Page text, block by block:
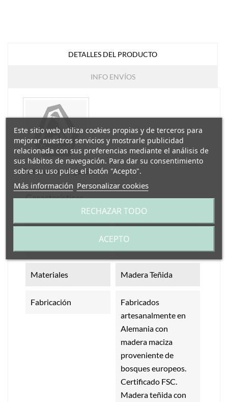
DETALLES DEL PRODUCTO
INFO ENVÍOS
ReferenciaOS_66510
Características
Materiales Madera Teñida
Fabricación
Fabricados
artesanalmente en
Alemania con
madera maciza
proveniente de
bosques europeos.
Certificado FSC.
Madera teñida con
Este sitio web utiliza cookies propias y de terceros para
mejorar nuestros servicios y mostrarle publicidad
relacionada con sus preferencias mediante el análisis de
sus hábitos de navegación. Para dar su consentimiento
sobre su uso pulse el botón "Acepto".
Más información Personalizar cookies
RECHAZAR TODO
ACEPTO